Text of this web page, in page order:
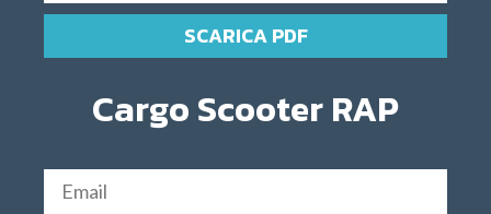
SCARICA PDF
Cargo Scooter RAP